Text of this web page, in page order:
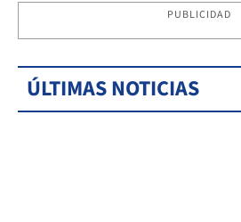
PUBLICIDAD
ÚLTIMAS NOTICIAS